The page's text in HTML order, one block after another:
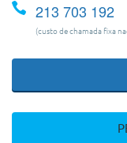
213 703 192
(custo de chamada fixa